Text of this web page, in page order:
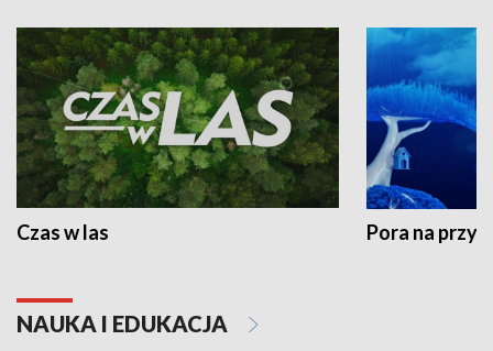
Czas w las Pora na
NAUKA I EDUKACJA